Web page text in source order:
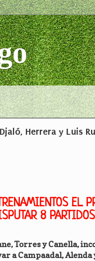
Herrera y Luis
EL
8
Torres y Canella,
a Campaadal, Alenda